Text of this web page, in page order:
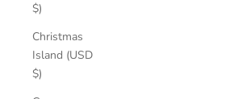
$)
Christmas
Island (USD
$)